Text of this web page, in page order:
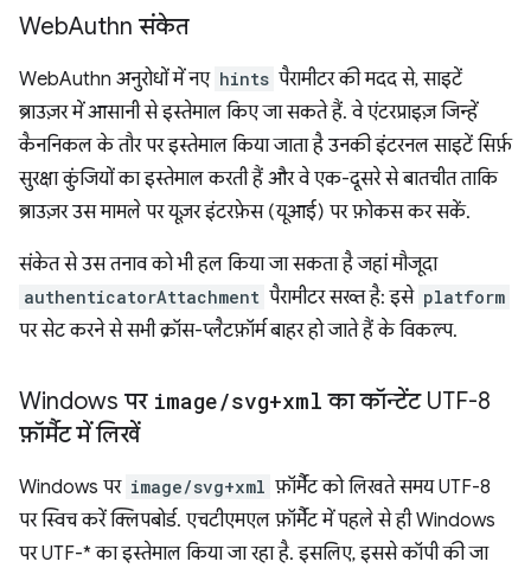
WebAuthn संकेत
WebAuthn अनुरोधों में नए hints पैरामीटर की मदद से, साइटें
ब्राउज़र में आसानी से इस्तेमाल किए जा सकते हैं. वे एंटरप्राइज़ जिन्हें
कैननिकल के तौर पर इस्तेमाल किया जाता है उनकी इंटरनल साइटें सिर्फ़
सुरक्षा कुंजियों का इस्तेमाल करती हैं और वे एक-दूसरे से बातचीत ताकि
ब्राउज़र उस मामले पर यूज़र इंटरफ़ेस (यूआई) पर फ़ोकस कर सकें.
संकेत से उस तनाव को भी हल किया जा सकता है जहां मौजूदा
authenticatorAttachment पैरामीटर सख्त है: इसे platform
पर सेट करने से सभी क्रॉस-प्लैटफ़ॉर्म बाहर हो जाते हैं के विकल्प.
Windows पर image/svg+xml का कॉन्टेंट UTF-8
फ़ॉर्मैट में लिखें
Windows पर image/svg+xml फ़ॉर्मैट को लिखते समय UTF-8
पर स्विच करें क्लिपबोर्ड. एचटीएमएल फ़ॉर्मैट में पहले से ही Windows
पर UTF-* का इस्तेमाल किया जा रहा है. इसलिए, इससे कॉपी की जा